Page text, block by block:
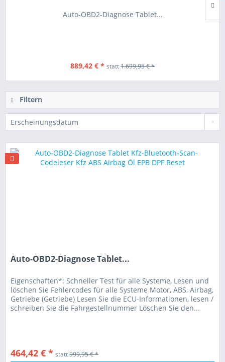
Auto-OBD2-Diagnose Tablet...
889,42 € * statt1.699,95 € *
Filtern
Auto-OBD2-Diagnose Tablet...
Eigenschaften*: Schneller Test für alle Systeme, Lesen und
löschen Sie Fehlercodes für alle Systeme Motor, ABS, Airbag,
Getriebe (Getriebe) Lesen Sie die ECU-Informationen, lesen /
schreiben Sie die Fahrgestellnummer Löschen Sie den...
464,42 € * statt999,95 € *